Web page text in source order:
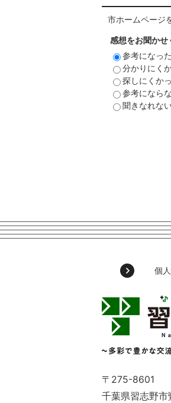
市ホームページ
感想をお聞かせ
参考になった
分かりにく
探しにくか
参考になら
聞きなれな
個
習
志
Narashino
～
多
〒275-8601
千葉県習志野市